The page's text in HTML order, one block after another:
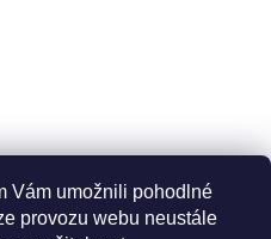
Vám umožnili pohodlné
provozu webu neustále